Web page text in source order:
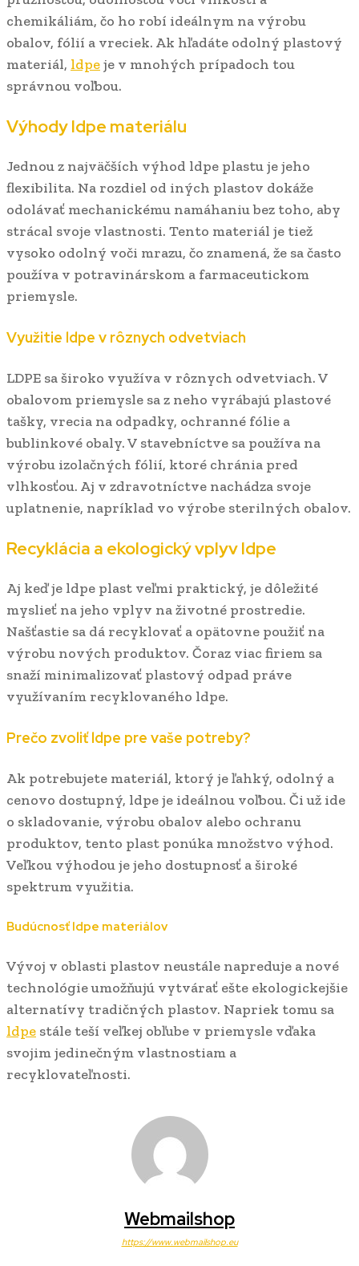
chemikáliám, čo ho robí ideálnym na výrobu
obalov, fólií a vreciek. Ak hľadáte odolný plastový
materiál, ldpeje v mnohých prípadoch tou
správnou voľbou.
Výhody ldpe materiálu
Jednou z najväčších výhod ldpe plastu je jeho
flexibilita. Na rozdiel od iných plastov dokáže
odolávať mechanickému namáhaniu bez toho, aby
strácal svoje vlastnosti. Tento materiál je tiež
vysoko odolný voči mrazu, čo znamená, že sa často
používa v potravinárskom a farmaceutickom
priemysle.
Využitie ldpe v rôznych odvetviach
LDPE sa široko využíva v rôznych odvetviach. V
obalovom priemysle sa z neho vyrábajú plastové
tašky, vrecia na odpadky, ochranné fólie a
bublinkové obaly. V stavebníctve sa používa na
výrobu izolačných fólií, ktoré chránia pred
vlhkosťou. Aj v zdravotníctve nachádza svoje
uplatnenie, napríklad vo výrobe sterilných obalov.
Recyklácia a ekologický vplyv ldpe
Aj keď je ldpe plast veľmi praktický, je dôležité
myslieť na jeho vplyv na životné prostredie.
Našťastie sa dá recyklovať a opätovne použiť na
výrobu nových produktov. Čoraz viac firiem sa
snaží minimalizovať plastový odpad práve
využívaním recyklovaného ldpe.
Prečo zvoliť ldpe pre vaše potreby?
Ak potrebujete materiál, ktorý je ľahký, odolný a
cenovo dostupný, ldpe je ideálnou voľbou. Či už ide
o skladovanie, výrobu obalov alebo ochranu
produktov, tento plast ponúka množstvo výhod.
Veľkou výhodou je jeho dostupnosť a široké
spektrum využitia.
Budúcnosť ldpe materiálov
Vývoj v oblasti plastov neustále napreduje a nové
technológie umožňujú vytvárať ešte ekologickejšie
alternatívy tradičných plastov. Napriek tomu sa
ldpe stále teší veľkej obľube v priemysle vďaka
svojim jedinečným vlastnostiam a
recyklovateľnosti.
Webmailshop
https://www.webmailshop.eu